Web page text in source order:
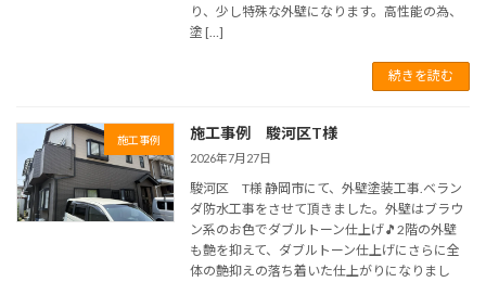
り、少し特殊な外壁になります。高性能の為、
塗 […]
続きを読む
施工事例 施工事例 駿河区T様
2026年7月27日
駿河区 T様 静岡市にて、外壁塗装工事.ベラン
ダ防水工事をさせて頂きました。外壁はブラウ
ン系のお色でダブルトーン仕上げ🎵2階の外壁
も艶を抑えて、ダブルトーン仕上げにさらに全
体の艶抑えの落ち着いた仕上がりになりまし